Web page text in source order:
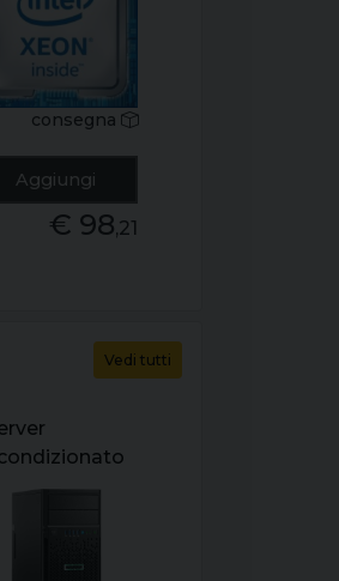
4t socket
consegna
Aggiungi
€ 98,21
Vedi tutti
proliant
ram